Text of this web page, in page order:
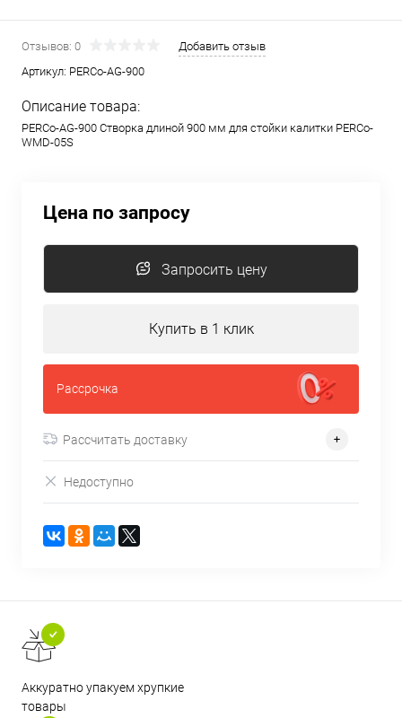
Отзывов: 0
Добавить отзыв
Артикул: PERCo-AG-900
Описание товара:
PERCo-AG-900 Створка длиной 900 мм для стойки калитки PERCo-
WMD-05S
Цена по запросу
Запросить цену
Купить в 1 клик
Рассрочка
Рассчитать доставку
Недоступно
Аккуратно упакуем хрупкие
товары